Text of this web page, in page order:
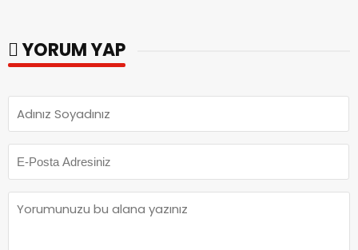
YORUM YAP